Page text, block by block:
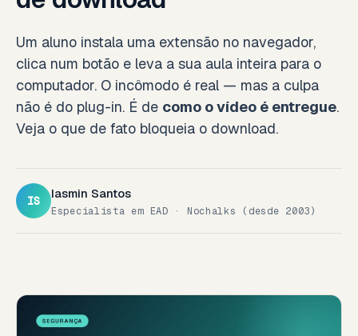
Um aluno instala uma extensão no navegador,
clica num botão e leva a sua aula inteira para o
computador. O incômodo é real — mas a culpa
não é do plug-in. É de como o vídeo é entregue.
Veja o que de fato bloqueia o download.
IS Iasmin Santos
Especialista em EAD · Nochalks (desde 2003)